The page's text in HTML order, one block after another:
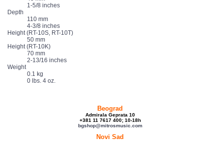
1-5/8 inches
Depth
110 mm
4-3/8 inches
Height (RT-10S, RT-10T)
50 mm
Height (RT-10K)
70 mm
2-13/16 inches
Weight
0.1 kg
0 lbs. 4 oz.
Beograd
Admirala Geprata 10
+381 11 7617 400; 10-18h
bgshop@mitrosmusic.com
Novi Sad